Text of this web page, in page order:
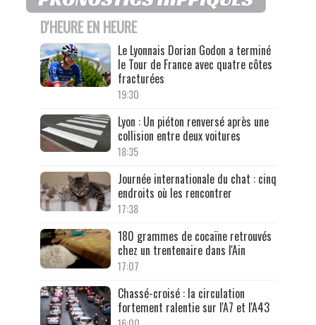
D'HEURE EN HEURE
Le Lyonnais Dorian Godon a terminé
le Tour de France avec quatre côtes
fracturées
19:30
Lyon : Un piéton renversé après une
collision entre deux voitures
18:35
Journée internationale du chat : cinq
endroits où les rencontrer
17:38
180 grammes de cocaïne retrouvés
chez un trentenaire dans l'Ain
17:07
Chassé-croisé : la circulation
fortement ralentie sur l'A7 et l'A43